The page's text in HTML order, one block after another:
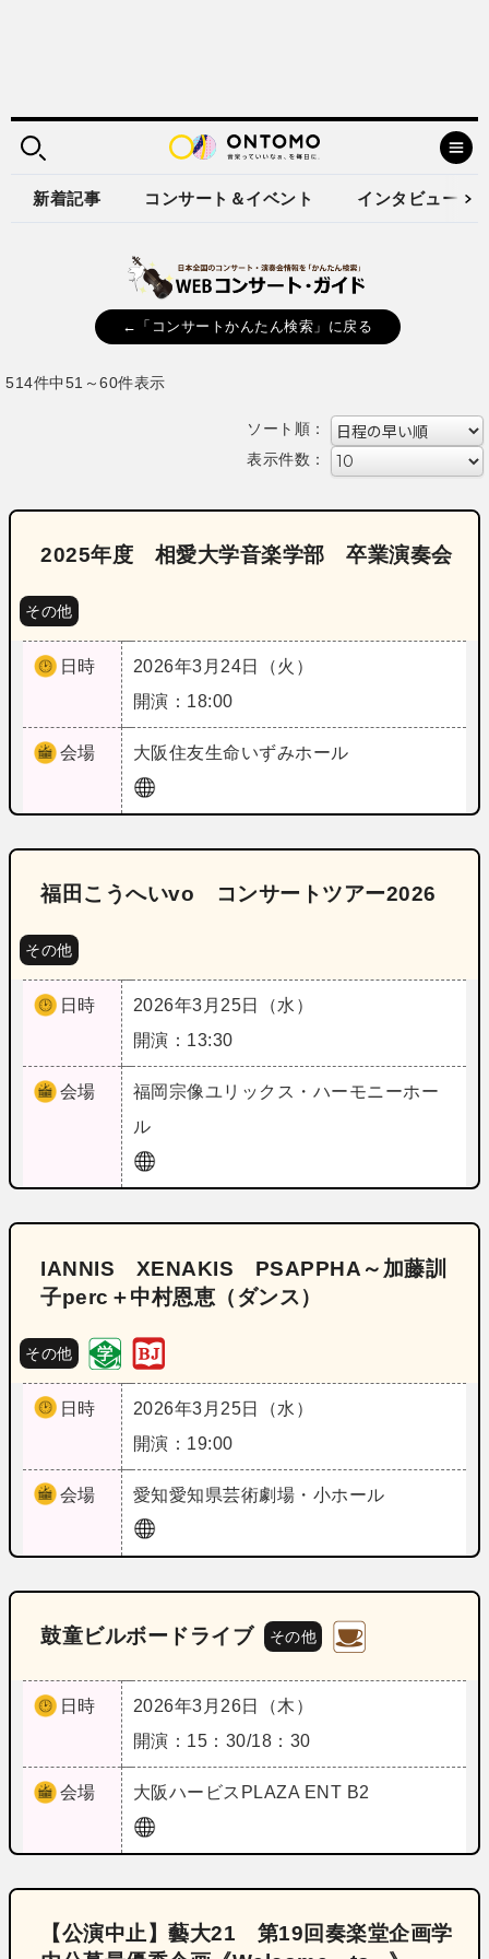
新着記事 コンサート＆イベント インタビュー
←「コンサートかんたん検索」に戻る
514件中51～60件表示
ソート順：
表示件数：
2025年度 相愛大学音楽学部 卒業演奏会
その他
日時
2026年3月24日（火）
開演：18:00
会場 大阪住友生命いずみホール
福田こうへいvo コンサートツアー2026
その他
日時
2026年3月25日（水）
開演：13:30
会場 福岡 宗像ユリックス・ハーモニーホー
ル
IANNIS XENAKIS PSAPPHA～加藤訓
子perc＋中村恩恵（ダンス）
その他
日時
2026年3月25日（水）
開演：19:00
会場 愛知愛知県芸術劇場・小ホール
鼓童ビルボードライブ その他
日時
2026年3月26日（木）
開演：15：30/18：30
会場 大阪ハービスPLAZA ENT B2
【公演中止】藝大21 第19回奏楽堂企画学